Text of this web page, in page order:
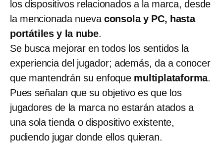
los dispositivos relacionados a la marca, desde
la mencionada nueva consola y PC, hasta
portátiles y la nube.
Se busca mejorar en todos los sentidos la
experiencia del jugador; además, da a conocer
que mantendrán su enfoque multiplataforma.
Pues señalan que su objetivo es que los
jugadores de la marca no estarán atados a
una sola tienda o dispositivo existente,
pudiendo jugar donde ellos quieran.